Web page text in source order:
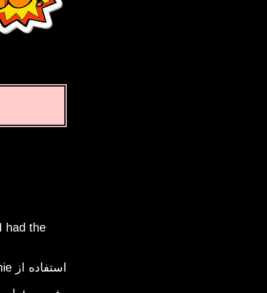
had the
استفاده از Time Genie به معنای پذیرفتن رفع مسؤولیت قانونی ماست